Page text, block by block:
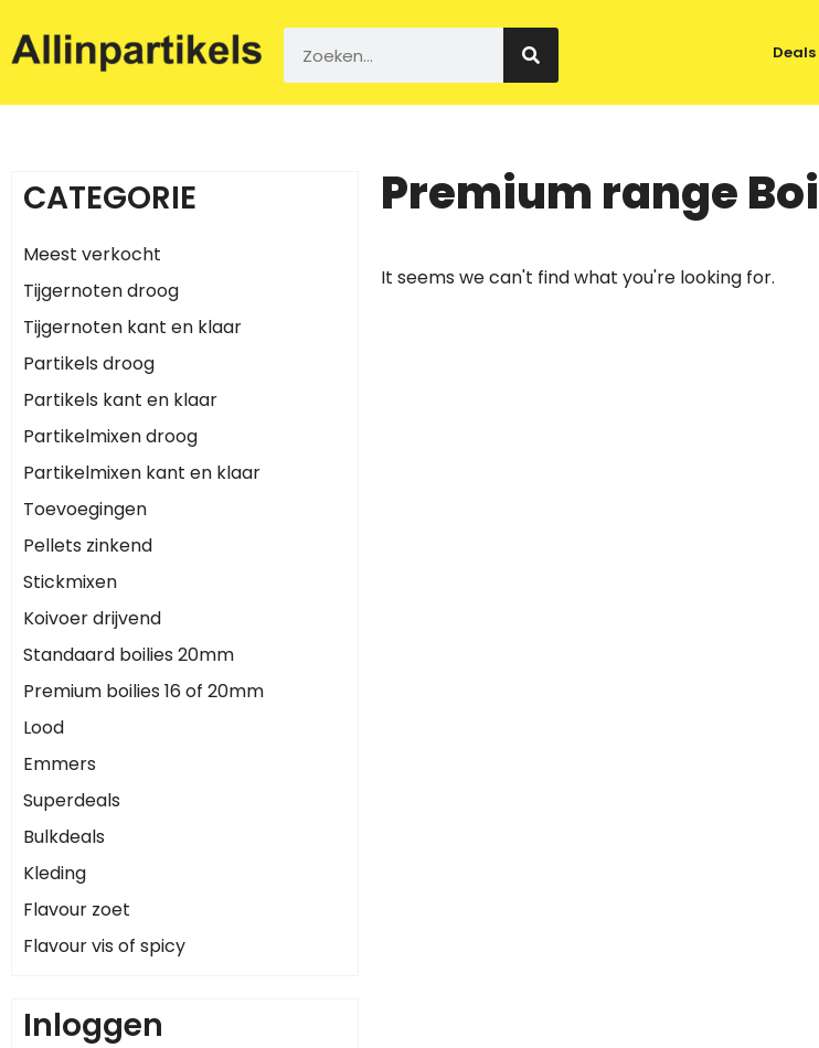
Deals
CATEGORIE
Meest verkocht
Tijgernoten droog
Tijgernoten kant en klaar
Partikels droog
Partikels kant en klaar
Partikelmixen droog
Partikelmixen kant en klaar
Toevoegingen
Pellets zinkend
Stickmixen
Koivoer drijvend
Standaard boilies 20mm
Premium boilies 16 of 20mm
Lood
Emmers
Superdeals
Bulkdeals
Kleding
Flavour zoet
Flavour vis of spicy
Inloggen
Premium range
It seems we can't find what you're looking for.